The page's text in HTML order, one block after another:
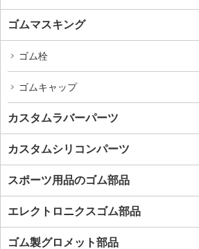
ゴムマスキング
ゴム栓
ゴムキャップ
カスタムラバーパーツ
カスタムシリコンパーツ
スポーツ用品のゴム部品
エレクトロニクスゴム部品
ゴム製グロメット部品